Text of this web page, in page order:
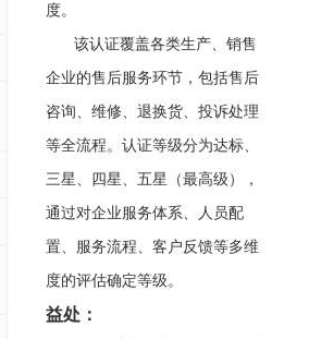
度。
该认证覆盖各类生产、销售
企业的售后服务环节，包括售后
咨询、维修、退换货、投诉处理
等全流程。认证等级分为达标、
三星、四星、五星（最高级），
通过对企业服务体系、人员配
置、服务流程、客户反馈等多维
度的评估确定等级。
益处：